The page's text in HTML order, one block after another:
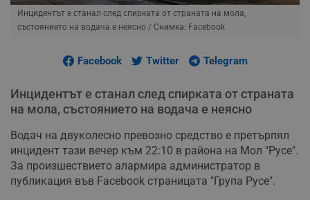
Инцидентът e станал след спирката от страната на мола,
състоянието на водача е неясно / Снимка: Facebook
Facebook Twitter Telegram
Инцидентът e станал след спирката от страната
на мола, състоянието на водача е неясно
Водач на двуколесно превозно средство е претърпял
инцидент тази вечер към 22:10 в района на Мол "Русе".
За произшествието алармира администратор в
публикация във Facebook страницата "Група Русе".